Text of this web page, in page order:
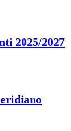
2025/2027